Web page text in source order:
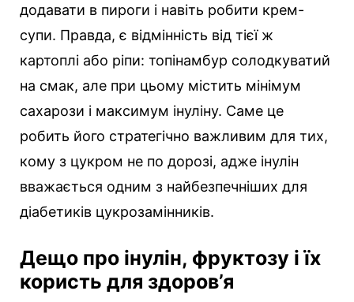
додавати в пироги і навіть робити крем-
супи. Правда, є відмінність від тієї ж
картоплі або ріпи: топінамбур солодкуватий
на смак, але при цьому містить мінімум
сахарози і максимум інуліну. Саме це
робить його стратегічно важливим для тих,
кому з цукром не по дорозі, адже інулін
вважається одним з найбезпечніших для
діабетиків цукрозамінників.
Дещо про інулін, фруктозу і їх
користь для здоров’я